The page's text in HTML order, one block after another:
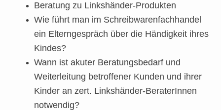
Beratung zu Linkshänder-Produkten
Wie führt man im Schreibwarenfachhandel
ein Elterngespräch über die Händigkeit ihres
Kindes?
Wann ist akuter Beratungsbedarf und
Weiterleitung betroffener Kunden und ihrer
Kinder an zert. Linkshänder-BeraterInnen
notwendig?